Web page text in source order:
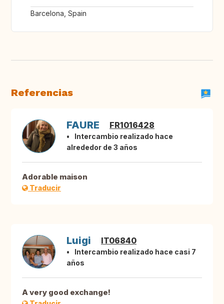
Barcelona, Spain
Referencias
FAURE FR1016428
Intercambio realizado hace
alrededor de 3 años
Adorable maison
Traducir
Luigi IT06840
Intercambio realizado hace casi 7
años
A very good exchange!